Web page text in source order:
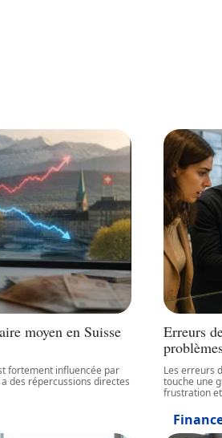
moyen en Suisse
fortement influencée par
des répercussions directes
Erreurs
Les erreurs
touche une
frustration